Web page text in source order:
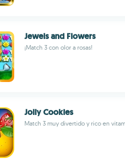
Jewels and Flowers
¡Match 3 con olor a rosas!
Jolly Cookies
Match 3 muy divertido y rico en